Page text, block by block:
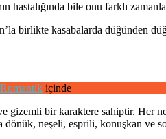
hastalığında bile onu farklı
birlikte kasabalarda düğünden
Romantik içinde
gizemli bir karaktere sahiptir. Her
dönük, neşeli, esprili, konuşkan ve